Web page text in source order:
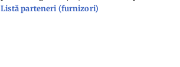
Listă parteneri (furnizori)